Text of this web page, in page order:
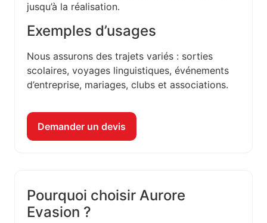
jusqu’à la réalisation.
Exemples d’usages
Nous assurons des trajets variés : sorties
scolaires, voyages linguistiques, événements
d’entreprise, mariages, clubs et associations.
Demander un devis
Pourquoi choisir Aurore
Evasion ?